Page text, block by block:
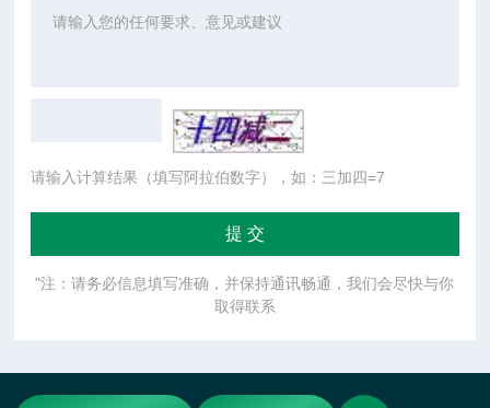
请输入计算结果（填写阿拉伯数字），如：三加四=7
"注：请务必信息填写准确，并保持通讯畅通，我们会尽快与你
取得联系